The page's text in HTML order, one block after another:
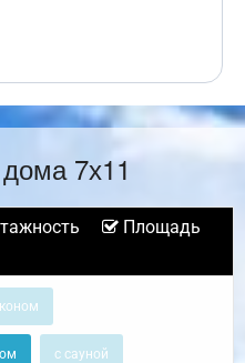
7х11
Площадь
с сауной